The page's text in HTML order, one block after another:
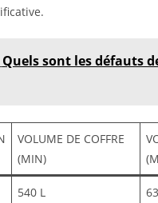
Quels sont les défauts
VOLUME DE COFFRE
(MIN)
540 L